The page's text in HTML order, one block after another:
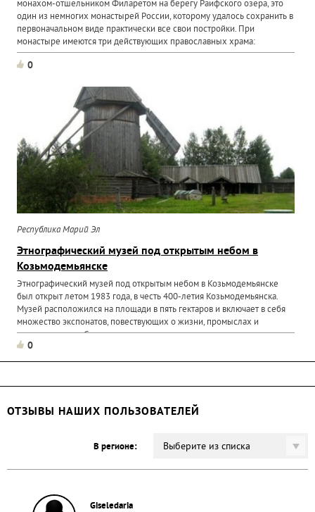
монахом-отшельником Филаретом на берегу Раифского озера, это
один из немногих монастырей России, которому удалось сохранить в
первоначальном виде практически все свои постройки. При
монастыре имеются три действующих православных храма:
0
Республика Марий Эл
Этнографический музей под открытым небом в
Козьмодемьянске
Этнографический музей под открытым небом в Козьмодемьянске
был открыт летом 1983 года, в честь 400-летия Козьмодемьянска.
Музей расположился на площади в пять гектаров и включает в себя
множество экспонатов, повествующих о жизни, промыслах и
традициях мари. Среди экпонатов музея - выполненные в...
0
ОТЗЫВЫ НАШИХ ПОЛЬЗОВАТЕЛЕЙ
В регионе: Выберите из списка
Giseledaria